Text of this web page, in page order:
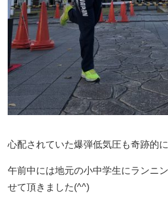
心配されていた爆弾低気圧も奇跡的に
午前中には地元の小中学生にランニ
せて頂きました(^^)